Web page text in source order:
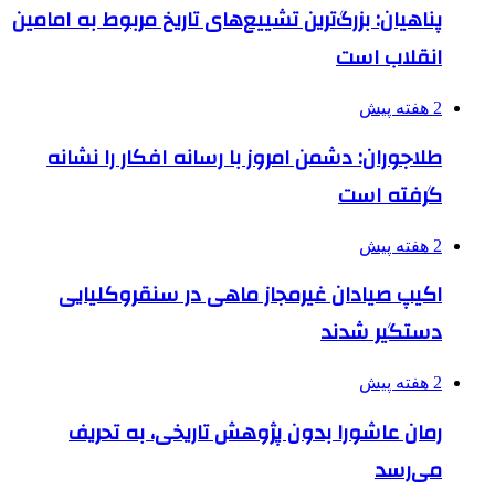
پناهیان: بزرگ‌ترین تشییع‌های تاریخ مربوط به امامین
انقلاب است
2 هفته پیش
طلاجوران: دشمن امروز با رسانه افکار را نشانه
گرفته است
2 هفته پیش
اکیپ صیادان غیرمجاز ماهی در سنقروکلیایی
دستگیر شدند
2 هفته پیش
رمان عاشورا بدون پژوهش تاریخی، به تحریف
می‌رسد